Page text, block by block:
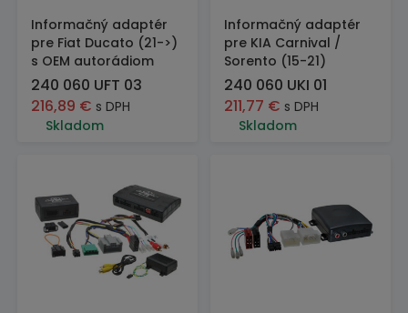
Informačný adaptér
pre Fiat Ducato (21->)
s OEM autorádiom
240 060 UFT 03
216,89 € s DPH
Skladom
Informačný adaptér
pre KIA Carnival /
Sorento (15-21)
240 060 UKI 01
211,77 € s DPH
Skladom